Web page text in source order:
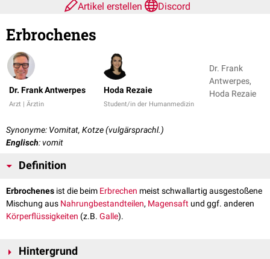
Artikel erstellen
Discord
Erbrochenes
Dr. Frank Antwerpes
Arzt | Ärztin
Hoda Rezaie
Student/in der Humanmedizin
Dr. Frank
Antwerpes,
Hoda Rezaie
Synonyme: Vomitat, Kotze (vulgärsprachl.)
Englisch: vomit
Definition
Erbrochenes ist die beim Erbrechen meist schwallartig ausgestoßene
Mischung aus Nahrungbestandteilen, Magensaft und ggf. anderen
Körperflüssigkeiten (z.B. Galle).
Hintergrund